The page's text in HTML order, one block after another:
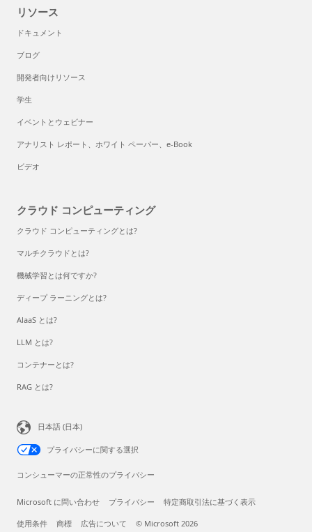
リソース
ドキュメント
ブログ
開発者向けリソース
学生
イベントとウェビナー
アナリスト レポート、ホワイト ペーパー、e-Book
ビデオ
クラウド コンピューティング
クラウド コンピューティングとは?
マルチクラウドとは?
機械学習とは何ですか?
ディープ ラーニングとは?
AlaaS とは?
LLM とは?
コンテナーとは?
RAG とは?
日本語 (日本)
プライバシーに関する選択
コンシューマーの正常性のプライバシー
Microsoft に問い合わせ プライバシー 特定商取引法に基づく表示
使用条件 商標 広告について © Microsoft 2026